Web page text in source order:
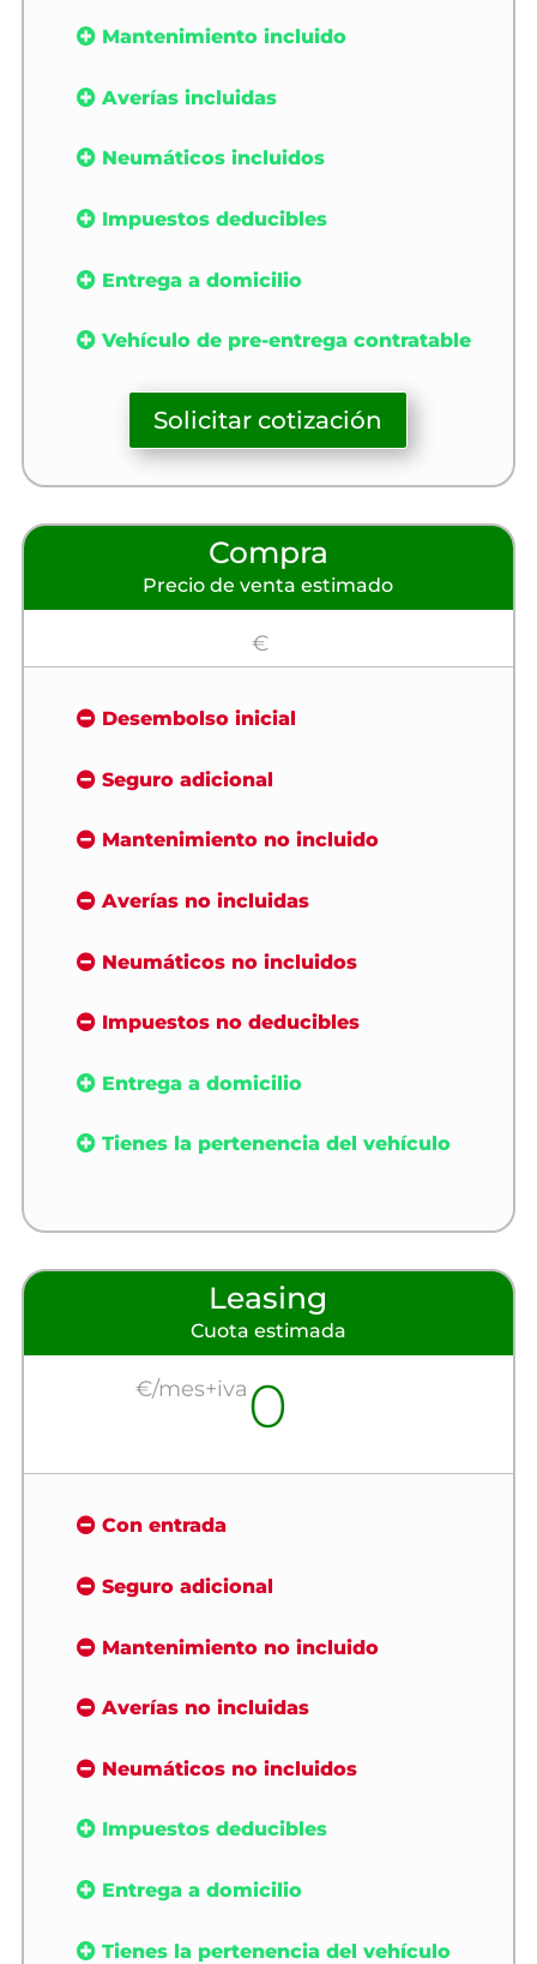
Mantenimiento incluido
Averías incluidas
Neumáticos incluidos
Impuestos deducibles
Entrega a domicilio
Vehículo de pre-entrega contratable
Solicitar cotización
Compra
Precio de venta estimado
€
Desembolso inicial
Seguro adicional
Mantenimiento no incluido
Averías no incluidas
Neumáticos no incluidos
Impuestos no deducibles
Entrega a domicilio
Tienes la pertenencia del vehículo
Leasing
Cuota estimada
€/mes+iva0
Con entrada
Seguro adicional
Mantenimiento no incluido
Averías no incluidas
Neumáticos no incluidos
Impuestos deducibles
Entrega a domicilio
Tienes la pertenencia del vehículo